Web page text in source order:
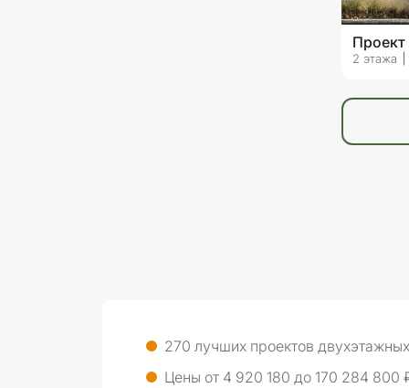
2 этажа
270 лучших проектов
Цены от 4 920 180 до 170 284 800